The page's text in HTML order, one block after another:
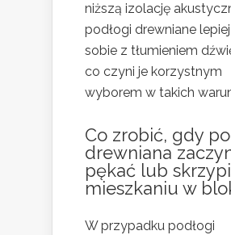
niższą izolację
podłogi drewniane
sobie z tłumieniem
co czyni je korzystnym
wyborem w takich
Co zrobić, gdy
drewniana
pękać lub
mieszkaniu w
W przypadku podłogi